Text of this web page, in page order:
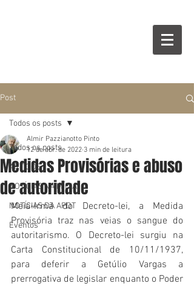
Post
Todos os posts
ARTIGOS
NOTÍCIAS NA MÍDIA
NOTÍCIAS DA APDT
Eventos
Todos os posts
Medidas Provisórias e abuso
de autoridade
Almir Pazzianotto Pinto
12 de abr. de 2022 3 min de leitura
Meia-irmã do Decreto-lei, a Medida
Provisória traz nas veias o sangue do
autoritarismo. O Decreto-lei surgiu na
Carta Constitucional de 10/11/1937,
para deferir a Getúlio Vargas a
prerrogativa de legislar enquanto o Poder